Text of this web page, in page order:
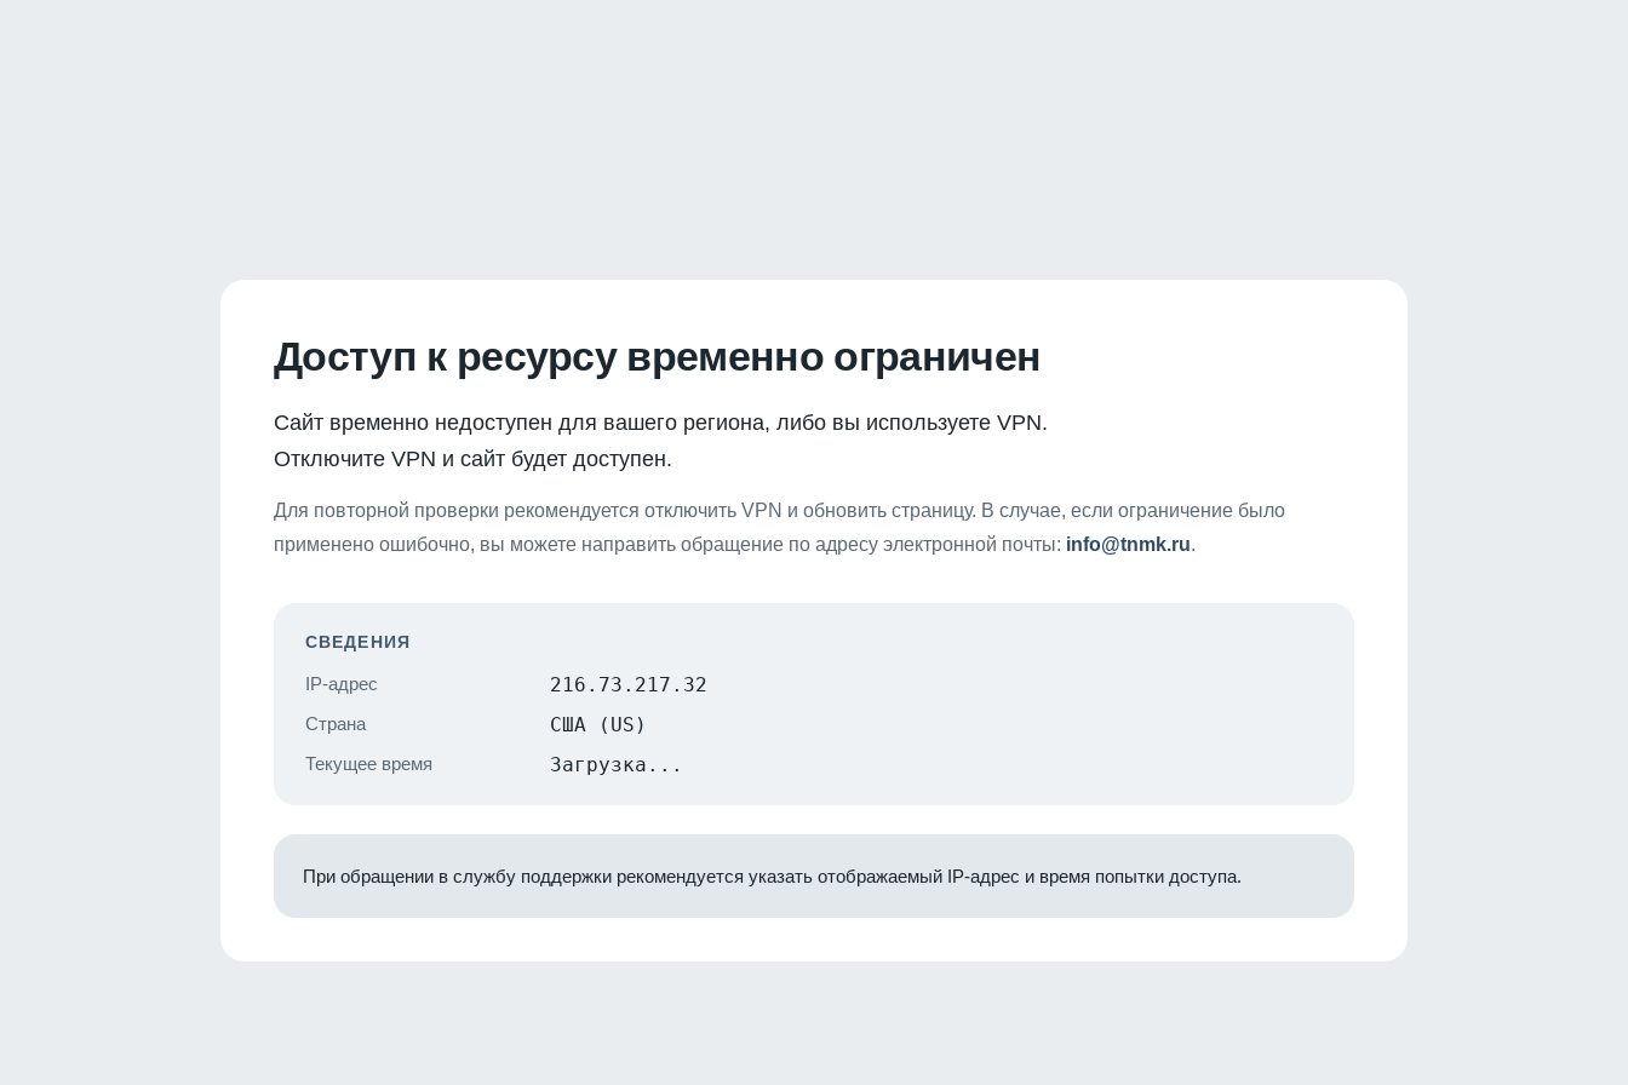
Доступ к ресурсу временно ограничен
Сайт временно недоступен для вашего региона, либо вы используете VPN.
Отключите VPN и сайт будет доступен.
Для повторной проверки рекомендуется отключить VPN и обновить страницу. В случае, если ограничение было
применено ошибочно, вы можете направить обращение по адресу электронной почты: info@tnmk.ru.
СВЕДЕНИЯ
IP-адрес 216.73.217.32
Страна США (US)
Текущее время Загрузка...
При обращении в службу поддержки рекомендуется указать отображаемый IP-адрес и время попытки доступа.